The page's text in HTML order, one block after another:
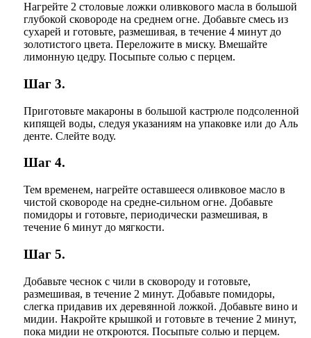
Нагрейте 2 столовые ложки оливкового масла в большой
глубокой сковороде на среднем огне. Добавьте смесь из
сухарей и готовьте, размешивая, в течение 4 минут до
золотистого цвета. Переложите в миску. Вмешайте
лимонную цедру. Посыпьте солью с перцем.
Шаг 3.
Приготовьте макароны в большой кастрюле подсоленной
кипящей воды, следуя указаниям на упаковке или до Аль
денте. Слейте воду.
Шаг 4.
Тем временем, нагрейте оставшееся оливковое масло в
чистой сковороде на средне-сильном огне. Добавьте
помидоры и готовьте, периодически размешивая, в
течение 6 минут до мягкости.
Шаг 5.
Добавьте чеснок с чили в сковороду и готовьте,
размешивая, в течение 2 минут. Добавьте помидоры,
слегка придавив их деревянной ложкой. Добавьте вино и
мидии. Накройте крышкой и готовьте в течение 2 минут,
пока мидии не откроются. Посыпьте солью и перцем.